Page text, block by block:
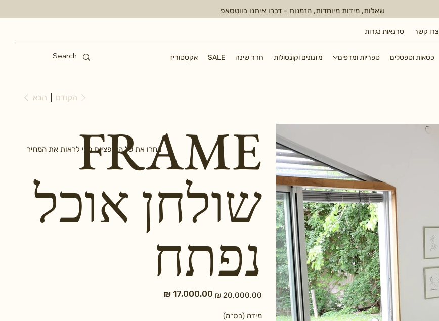
צרו קשר סדנאות נגרות
כסאות וספסלים ספריות ומדפים מזנונים וקונסולות חדר שינה SALE אקססוריז
שאלות, מידות מיוחדות, הזמנות - דברו איתנו בווטסאפ
הקודם הבא
FRAME
שולחן אוכל
נפתח
מחיר
מקורי
מחיר
מבצע
מידה (בס״מ)
בחרו את כל האופציות כדי לראות את המחיר